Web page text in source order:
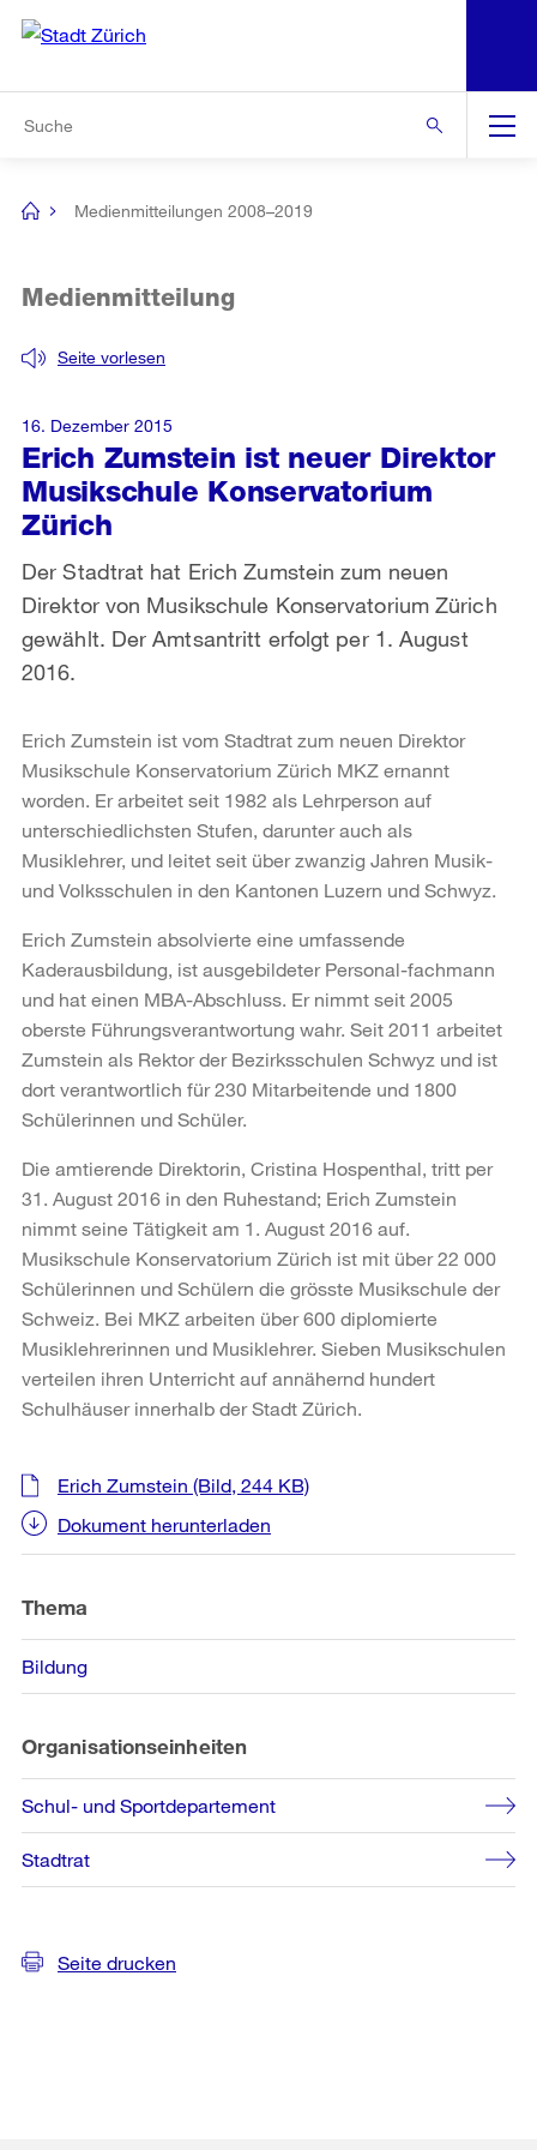
Navigation
[no
Medienmitteilungen 2008–2019
Erich Zumstein ist neuer Direktor
Musikschule Konservatorium
Zürich
Seite vorlesen
Medienmitteilung
Der Stadtrat hat Erich Zumstein zum neuen
Direktor von Musikschule Konservatorium Zürich
gewählt. Der Amtsantritt erfolgt per 1. August
2016.
16. Dezember 2015
Erich Zumstein ist vom Stadtrat zum neuen Direktor
Musikschule Konservatorium Zürich MKZ ernannt
worden. Er arbeitet seit 1982 als Lehrperson auf
unterschiedlichsten Stufen, darunter auch als
Musiklehrer, und leitet seit über zwanzig Jahren Musik-
und Volksschulen in den Kantonen Luzern und Schwyz.
Erich Zumstein absolvierte eine umfassende
Kaderausbildung, ist ausgebildeter Personal-fachmann
und hat einen MBA-Abschluss. Er nimmt seit 2005
oberste Führungsverantwortung wahr. Seit 2011 arbeitet
Zumstein als Rektor der Bezirksschulen Schwyz und ist
dort verantwortlich für 230 Mitarbeitende und 1800
Schülerinnen und Schüler.
Die amtierende Direktorin, Cristina Hospenthal, tritt per
31. August 2016 in den Ruhestand; Erich Zumstein
nimmt seine Tätigkeit am 1. August 2016 auf.
Musikschule Konservatorium Zürich ist mit über 22 000
Schülerinnen und Schülern die grösste Musikschule der
Schweiz. Bei MKZ arbeiten über 600 diplomierte
Musiklehrerinnen und Musiklehrer. Sieben Musikschulen
verteilen ihren Unterricht auf annähernd hundert
Schulhäuser innerhalb der Stadt Zürich.
Weitere
Informationen
Erich Zumstein (Bild, 244 KB)
Dokument herunterladen
Thema
Bildung
Organisationseinheiten
Schul- und Sportdepartement
Stadtrat
Seite drucken